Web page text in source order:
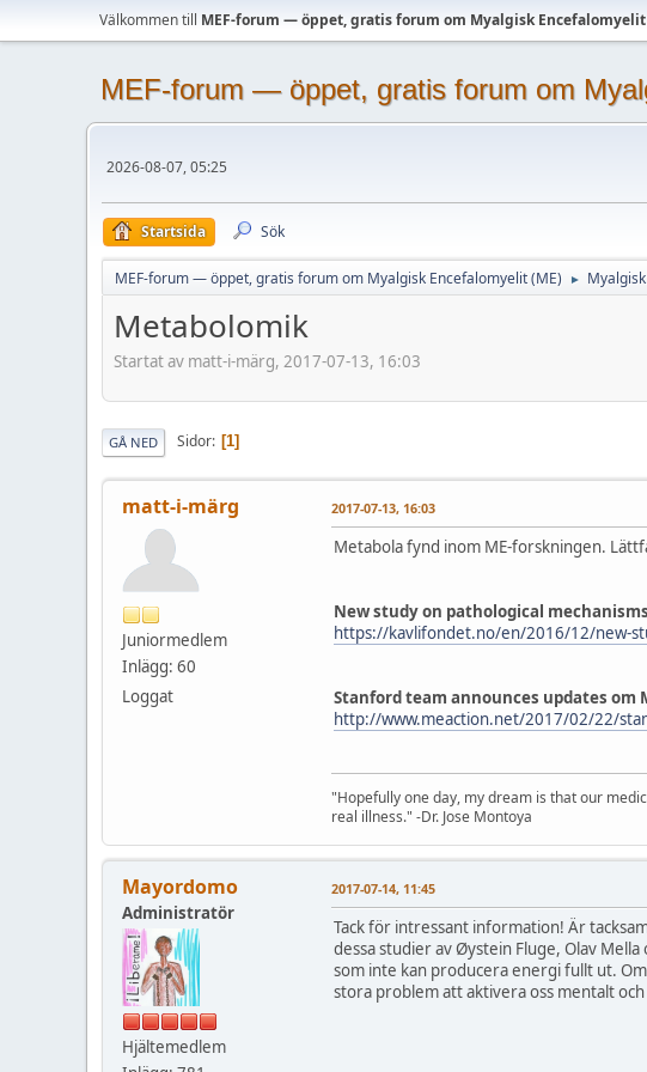
Välkommen till MEF-forum — öppet, gratis forum om Myalgisk Encefalomyelit
MEF-forum — öppet, gratis forum om
2026-08-07, 05:25
Startsida Sök
MEF-forum — öppet, gratis forum om Myalgisk Encefalomyelit (ME) ►
Metabolomik
Startat av matt-i-märg, 2017-07-13, 16:03
GÅ NED Sidor 1
matt-i-märg
Juniormedlem
Inlägg: 60
Loggat
2017-07-13, 16:03
Metabola fynd inom ME-forskningen.
New study on pathological
https://kavlifondet.no/en/2016/12/new-
Stanford team announces updates om
http://www.meaction.net/2017/02/22/
"Hopefully one day, my dream is that our
real illness." -Dr. Jose Montoya
Mayordomo
Administratör
Hjältemedlem
2017-07-14, 11:45
Tack för intressant information! Är
dessa studier av Øystein Fluge, Olav
som inte kan producera energi fullt ut.
stora problem att aktivera oss mentalt